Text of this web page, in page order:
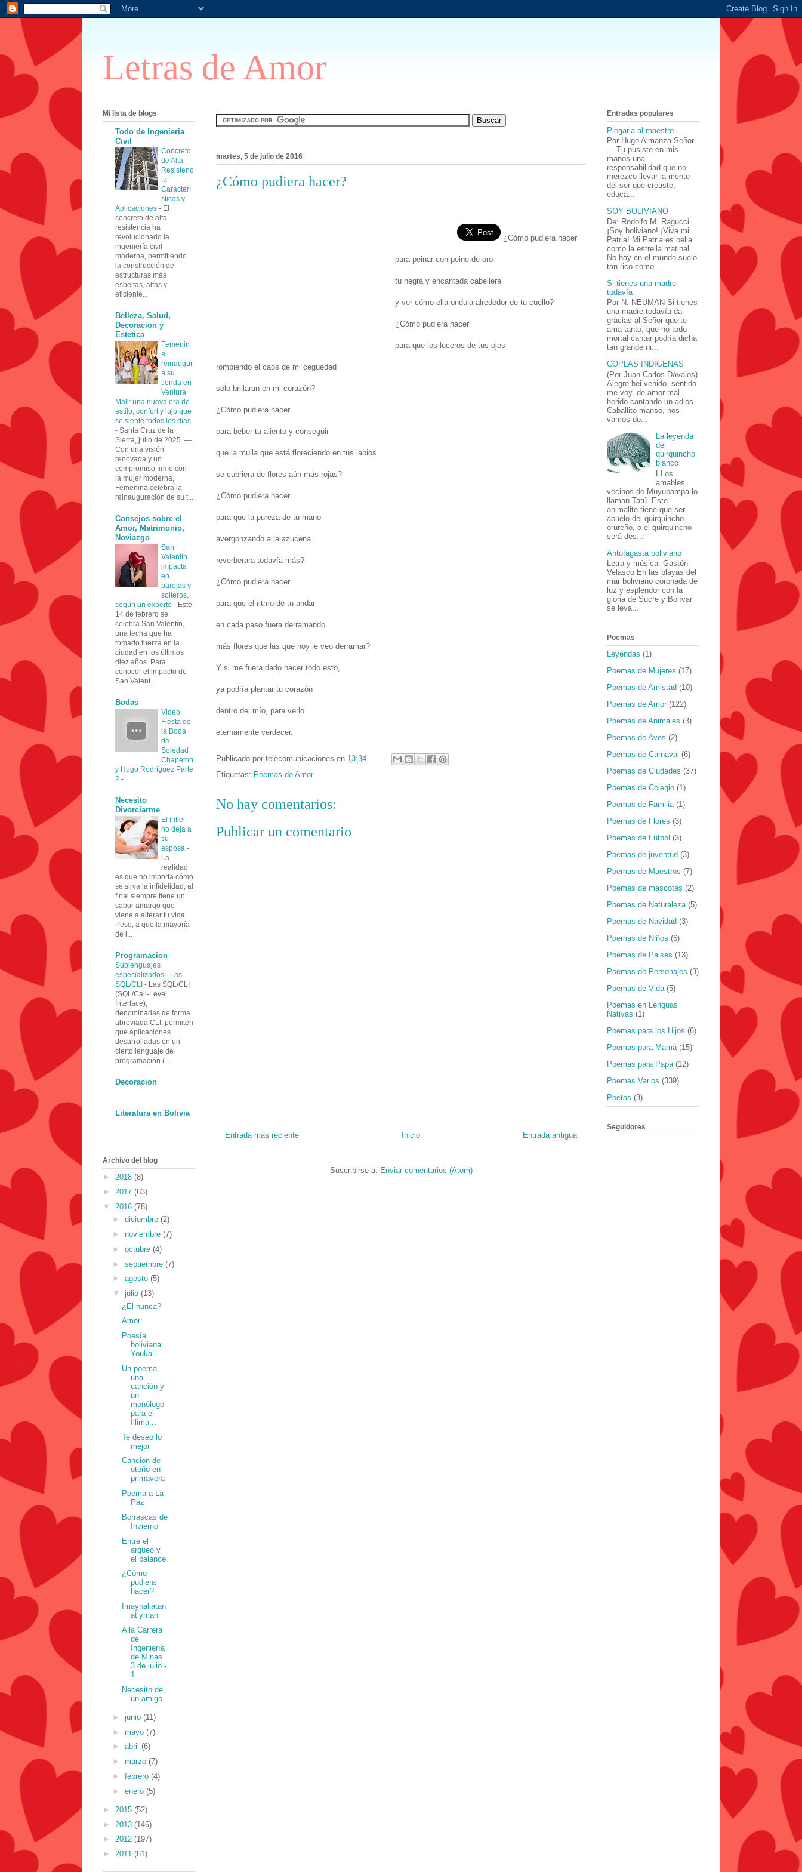
Letras de Amor
martes, 5 de julio de 2016
¿Cómo pudiera hacer?
¿Cómo pudiera hacer
para peinar con peine de oro
tu negra y encantada cabellera
y ver cómo ella ondula alrededor de tu cuello?
¿Cómo pudiera hacer
para que los luceros de tus ojos
rompiendo el caos de mi ceguedad
sólo brillaran en mi corazón?
¿Cómo pudiera hacer
para beber tu aliento y conseguir
que la mulla que está floreciendo en tus labios
se cubriera de flores aún más rojas?
¿Cómo pudiera hacer
para que la pureza de tu mano
avergonzando a la azucena
reverberara todavía más?
¿Cómo pudiera hacer
para que el ritmo de tu andar
en cada paso fuera derramando
más flores que las que hoy le veo derramar?
Y si me fuera dado hacer todo esto,
ya podría plantar tu corazón
dentro del mío, para verlo
eternamente verdecer.
Publicado por telecomunicaciones en 13:34
Etiquetas: Poemas de Amor
No hay comentarios:
Publicar un comentario
Entrada más reciente Entrada antigua
Inicio
Suscribirse a: Enviar comentarios (Atom)
Mi lista de blogs
Todo de Ingenieria
Civil
Concreto
de Alta
Resistenc
ia -
Caracterí
sticas y
Aplicaciones - El
concreto de alta
resistencia ha
revolucionado la
ingeniería civil
moderna, permitiendo
la construcción de
estructuras más
esbeltas, altas y
eficiente...
Belleza, Salud,
Decoracion y
Estetica
Femenin
a
reinaugur
a su
tienda en
Ventura
Mall: una nueva era de
estilo, confort y lujo que
se siente todos los días
- Santa Cruz de la
Sierra, julio de 2025. —
Con una visión
renovada y un
compromiso firme con
la mujer moderna,
Femenina celebra la
reinauguración de su t...
Consejos sobre el
Amor, Matrimonio,
Noviazgo
San
Valentín
impacta
en
parejas y
solteros,
según un experto - Este
14 de febrero se
celebra San Valentín,
una fecha que ha
tomado fuerza en la
ciudad en los últimos
diez años. Para
conocer el impacto de
San Valent...
Bodas
Video
Fiesta de
la Boda
de
Soledad
Chapeton
y Hugo Rodriguez Parte
2 -
Necesito
Divorciarme
El infiel
no deja a
su
esposa -
La
realidad
es que no importa cómo
se sirva la infidelidad, al
final siempre tiene un
sabor amargo que
viene a alterar tu vida.
Pese, a que la mayoría
de l...
Programacion
Sublenguajes
especializados - Las
SQL/CLI - Las SQL/CLI
(SQL/Call-Level
Interface),
denominadas de forma
abreviada CLI, permiten
que aplicaciones
desarrolladas en un
cierto lenguaje de
programación (...
Decoracion
-
Literatura en Bolivia
-
Archivo del blog
► 2018 (8)
► 2017 (63)
▼ 2016 (78)
► diciembre (2)
► noviembre (7)
► octubre (4)
► septiembre (7)
► agosto (5)
▼ julio (13)
¿El nunca?
Amor
Poesía
boliviana:
Youkali
Un poema,
una
canción y
un
monólogo
para el
Illima...
Te deseo lo
mejor
Canción de
otoño en
primavera
Poema a La
Paz
Borrascas de
Invierno
Entre el
arqueo y
el balance
¿Cómo
pudiera
hacer?
Imaynallatan
atiyman
A la Carrera
de
Ingeniería
de Minas
3 de julio -
1...
Necesito de
un amigo
► junio (11)
► mayo (7)
► abril (6)
► marzo (7)
► febrero (4)
► enero (5)
► 2015 (52)
► 2013 (146)
► 2012 (197)
► 2011 (81)
Entradas populares
Plegaria al maestro
Por Hugo Almanza Señor.
. . Tu pusiste en mis
manos una
responsabilidad que no
merezco llevar la mente
del ser que creaste,
educa...
SOY BOLIVIANO
De: Rodolfo M. Ragucci
¡Soy boliviano! ¡Viva mi
Patria! Mi Patria es bella
como la estrella matinal.
No hay en el mundo suelo
tan rico como ...
Si tienes una madre
todavía
Por N. NEUMAN Si tienes
una madre todavía da
gracias al Señor que te
ama tanto, que no todo
mortal cantar podría dicha
tan grande ni...
COPLAS INDÍGENAS
(Por Juan Carlos Dávalos)
Alegre hei venido, sentido
me voy, de amor mal
herido cantando un adios.
Caballito manso, nos
vamos do...
La leyenda
del
quirquincho
blanco
I Los
amables
vecinos de Muyupampa lo
llaman Tatú. Este
animalito tiene que ser
abuelo del quirquincho
orureño, o el quirquincho
será des...
Antofagasta boliviano
Letra y música: Gastón
Velasco En las playas del
mar boliviano coronada de
luz y esplendor con la
gloria de Sucre y Bolívar
se leva...
Poemas
Leyendas (1)
Poemas de Mujeres (17)
Poemas de Amistad (10)
Poemas de Amor (122)
Poemas de Animales (3)
Poemas de Aves (2)
Poemas de Carnaval (6)
Poemas de Ciudades (37)
Poemas de Colegio (1)
Poemas de Familia (1)
Poemas de Flores (3)
Poemas de Futbol (3)
Poemas de juventud (3)
Poemas de Maestros (7)
Poemas de mascotas (2)
Poemas de Naturaleza (5)
Poemas de Navidad (3)
Poemas de Niños (6)
Poemas de Paises (13)
Poemas de Personajes (3)
Poemas de Vida (5)
Poemas en Lenguas
Nativas (1)
Poemas para los Hijos (6)
Poemas para Mamá (15)
Poemas para Papá (12)
Poemas Varios (339)
Poetas (3)
Seguidores